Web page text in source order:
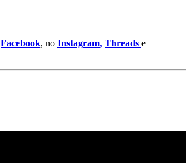
Facebook, no Instagram, Threads e